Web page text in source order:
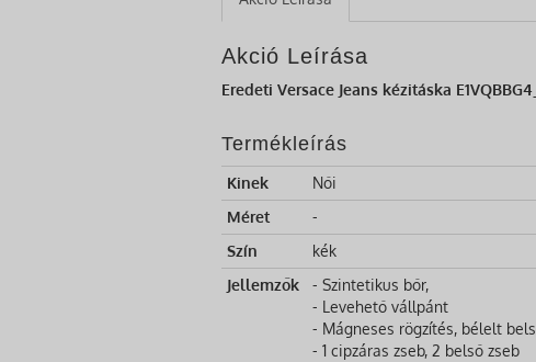
Akció Leírása
Eredeti Versace Jeans kézitáska
Termékleírás
Kinek
Női
Méret
-
Szín
kék
Jellemzők
- Szintetikus bőr,
- Levehető vállpánt
- Mágneses rögzítés, bélelt
- 1 cipzáras zseb, 2 belső zseb